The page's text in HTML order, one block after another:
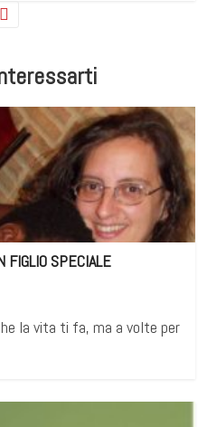
FIGLIO SPECIALE
la vita ti fa, ma a volte per